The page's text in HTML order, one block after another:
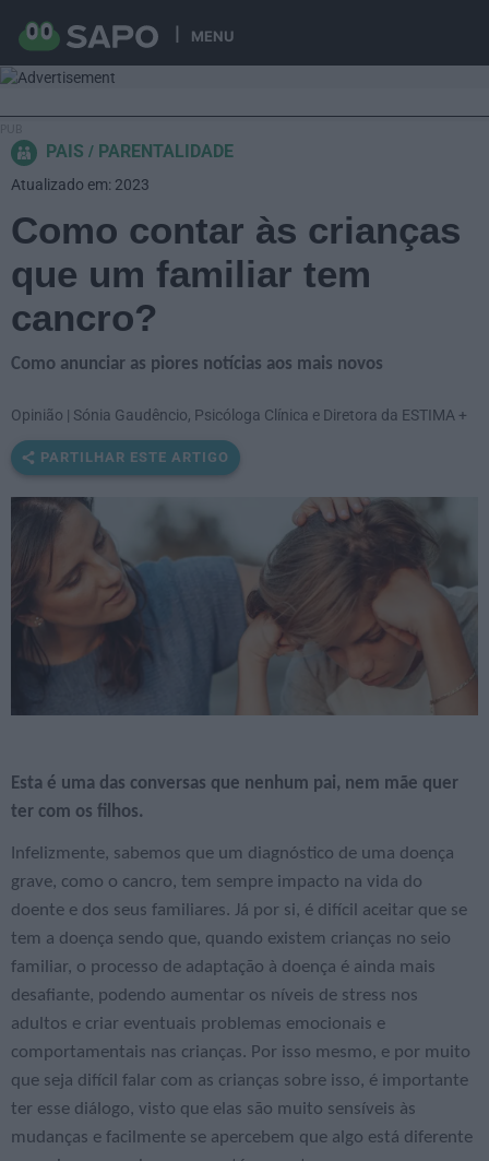
MENU
PAIS PARENTALIDADE
Como contar às crianças
que um familiar tem
cancro?
Como anunciar as piores notícias aos mais novos
Opinião | Sónia Gaudêncio, Psicóloga Clínica e Diretora da ESTIMA +
PARTILHAR ESTE ARTIGO
Esta é uma das conversas que nenhum pai, nem mãe quer
ter com os filhos.
Infelizmente, sabemos que um diagnóstico de uma doença
grave, como o cancro, tem sempre impacto na vida do
doente e dos seus familiares. Já por si, é difícil aceitar que se
tem a doença sendo que, quando existem crianças no seio
familiar, o processo de adaptação à doença é ainda mais
desafiante, podendo aumentar os níveis de stress nos
adultos e criar eventuais problemas emocionais e
comportamentais nas crianças. Por isso mesmo, e por muito
que seja difícil falar com as crianças sobre isso, é importante
ter esse diálogo, visto que elas são muito sensíveis às
mudanças e facilmente se apercebem que algo está diferente
Atualizado em: 2023